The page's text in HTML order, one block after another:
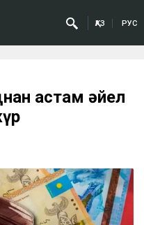
ҚАЗ РУС
астам әйел